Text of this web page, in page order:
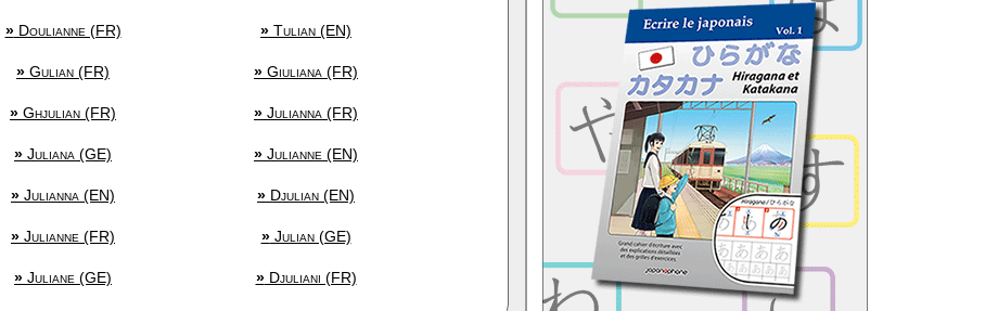
»Doulianne (FR) » Tulian (EN)
» Gulian (FR) » Giuliana (FR)
» Ghjulian (FR) » Julianna (FR)
» Juliana (GE) » Julianne (EN)
» Julianna (EN) » Djulian (EN)
» Julianne (FR) »Julian (GE)
» Juliane (GE) »Djuliani (FR)